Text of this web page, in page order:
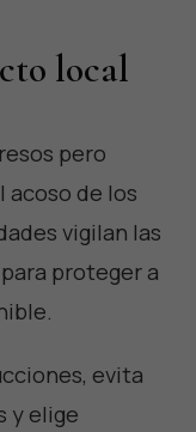
local
pero
de los
vigilan las
proteger a
evita
y elige